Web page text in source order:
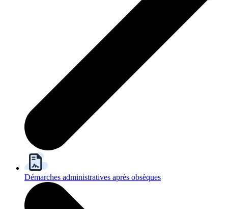
Démarches administratives après obsèques